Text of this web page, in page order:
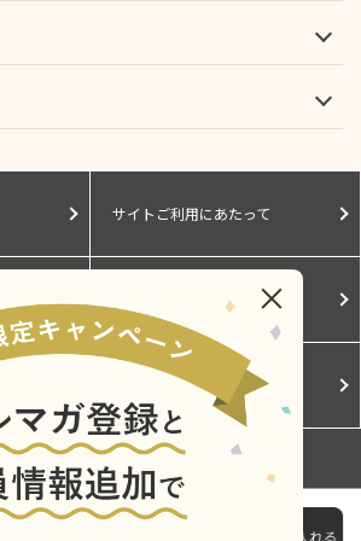
サイトご利用にあたって
ご利用規約
923形ドクターイエロー